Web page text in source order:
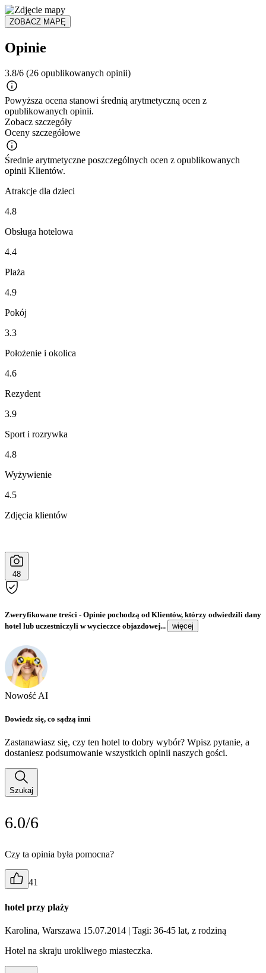
ZOBACZ MAPĘ
Opinie
3.8/6 (26 opublikowanych opinii)
Powyższa ocena stanowi średnią arytmetyczną ocen z
opublikowanych opinii.
Zobacz szczegóły
Oceny szczegółowe
Średnie arytmetyczne poszczególnych ocen z opublikowanych
opinii Klientów.
Atrakcje dla dzieci
4.8
Obsługa hotelowa
4.4
Plaża
4.9
Pokój
3.3
Położenie i okolica
4.6
Rezydent
3.9
Sport i rozrywka
4.8
Wyżywienie
4.5
Zdjęcia klientów
48
Zweryfikowane treści - Opinie pochodzą od Klientów, którzy odwiedzili dany
hotel lub uczestniczyli w wycieczce objazdowej...
więcej
Nowość AI
Dowiedz się, co sądzą inni
Zastanawiasz się, czy ten hotel to dobry wybór? Wpisz pytanie, a
dostaniesz podsumowanie wszystkich opinii naszych gości.
Szukaj
6.0/6
Czy ta opinia była pomocna?
41
hotel przy plaży
Karolina, Warszawa 15.07.2014 | Tagi: 36-45 lat, z rodziną
Hotel na skraju urokliwego miasteczka.